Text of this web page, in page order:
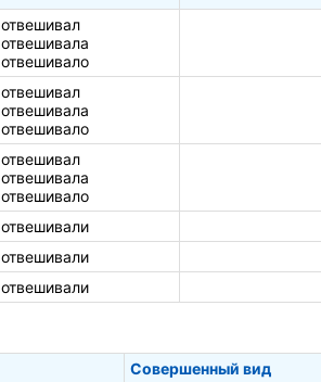
отвешивал
отвешивала
отвешивало
отвешивал
отвешивала
отвешивало
отвешивал
отвешивала
отвешивало
отвешивали
отвешивали
отвешивали
Совершенный вид